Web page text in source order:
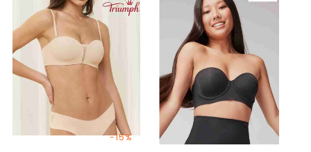
-15%